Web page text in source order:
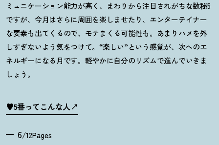
ミュニケーション能力が高く、まわりから注目されがちな数秘5
ですが、今月はさらに周囲を楽しませたり、エンターテイナー
な要素も出てくるので、モテまくる可能性も。あまりハメを外
しすぎないよう気をつけて。“楽しい”という感覚が、次へのエ
ネルギーになる月です。軽やかに自分のリズムで進んでいきま
しょう。
♥5番ってこんな人
6/12Pages